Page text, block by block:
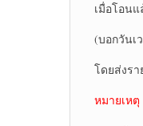
เมื่อโอน
(บอกวันเ
โดยส่งร
หมายเหตุ